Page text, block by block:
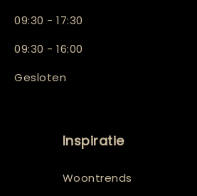
09:30 - 17:30
09:30 - 16:00
Gesloten
Inspiratie
Woontrends